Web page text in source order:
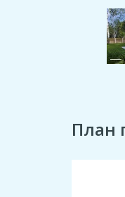
План